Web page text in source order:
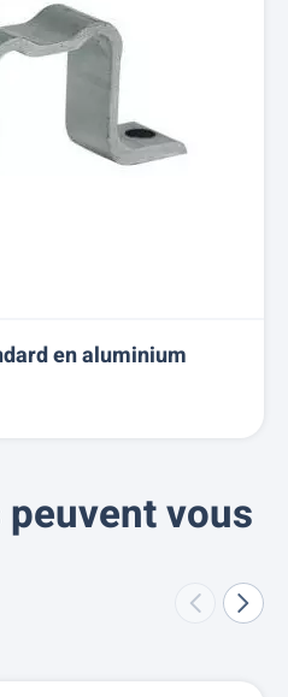
en aluminium
vous